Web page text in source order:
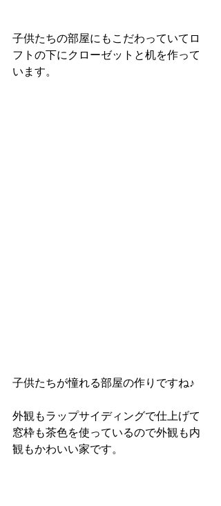
子供たちの部屋にもこだわっていてロ
フトの下にクローゼットと机を作って
います。
子供たちが憧れる部屋の作りですね♪
外観もラップサイディングで仕上げて
窓枠も茶色を使っているので外観も内
観もかわいい家です。